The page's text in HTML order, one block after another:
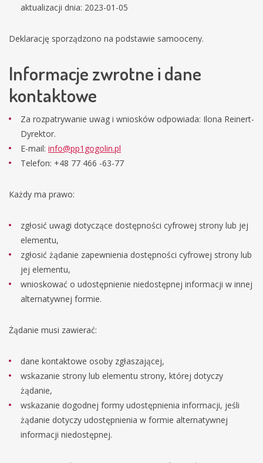
aktualizacji dnia: 2023-01-05
Deklarację sporządzono na podstawie samooceny.
Informacje zwrotne i dane
kontaktowe
Za rozpatrywanie uwag i wniosków odpowiada: Ilona Reinert-
Dyrektor.
E-mail: info@pp1gogolin.pl
Telefon: +48 77 466 -63-77
Każdy ma prawo:
zgłosić uwagi dotyczące dostępności cyfrowej strony lub jej
elementu,
zgłosić żądanie zapewnienia dostępności cyfrowej strony lub
jej elementu,
wnioskować o udostępnienie niedostępnej informacji w innej
alternatywnej formie.
Żądanie musi zawierać:
dane kontaktowe osoby zgłaszającej,
wskazanie strony lub elementu strony, której dotyczy
żądanie,
wskazanie dogodnej formy udostępnienia informacji, jeśli
żądanie dotyczy udostępnienia w formie alternatywnej
informacji niedostępnej.